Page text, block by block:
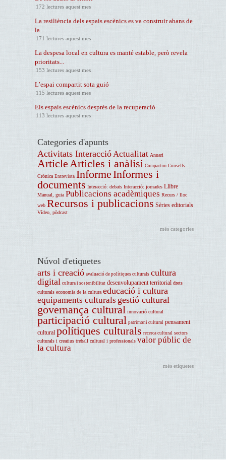
172 lectures aquest mes
La resiliència dels espais escènics es va construir abans de
la...
171 lectures aquest mes
La despesa local en cultura es manté estable, però revela
prioritats...
153 lectures aquest mes
L’espai compartit sota guió
115 lectures aquest mes
Els espais escènics després de la recuperació
113 lectures aquest mes
Categories d'apunts
Activitats Interacció Actualitat Anuari
Article Articles i anàlisi Compartim Consells
Crònica Entrevista InformeInformes i
documents Interacció: debats Interacció: jornades Llibre
Manual, guia Publicacions acadèmiques Recurs / lloc
web Recursos i publicacions Sèries editorials
Vídeo, pòdcast
més categories
Núvol d'etiquetes
arts i creació avaluació de polítiques culturals cultura
digital cultura i sostenibilitat desenvolupament territorial drets
culturals economia de la cultura educació i cultura
equipaments culturals gestió cultural
governança cultural innovació cultural
participació cultural patrimoni cultural pensament
cultural polítiques culturals recerca cultural sectors
culturals i creatius treball cultural i professionals valor públic de
la cultura
més etiquetes